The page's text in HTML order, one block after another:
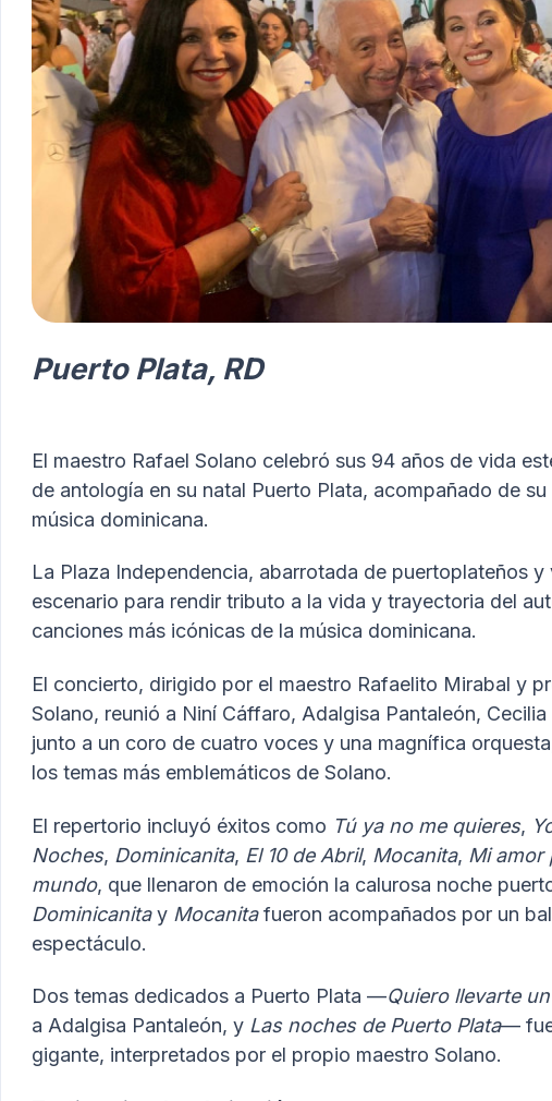
Tegogroupsrl.com
Puerto Plata, RD
El maestro Rafael Solano celebró sus 94 años de vida
de antología en su natal Puerto Plata, acompañado de
música dominicana.
La Plaza Independencia, abarrotada de puertoplateños
escenario para rendir tributo a la vida y trayectoria del
canciones más icónicas de la música dominicana.
El concierto, dirigido por el maestro Rafaelito Mirabal y
Solano, reunió a Niní Cáffaro, Adalgisa Pantaleón,
junto a un coro de cuatro voces y una magnífica
los temas más emblemáticos de Solano.
El repertorio incluyó éxitos como Tú ya no me quieres,
Noches, Dominicanita, El 10 de Abril, Mocanita, Mi amor
mundo, que llenaron de emoción la calurosa noche
Dominicanitay Mocanitafueron acompañados por un
espectáculo.
Dos temas dedicados a Puerto Plata —Quiero llevarte
a Adalgisa Pantaleón, y Las noches de Puerto Plata—
gigante, interpretados por el propio maestro Solano.